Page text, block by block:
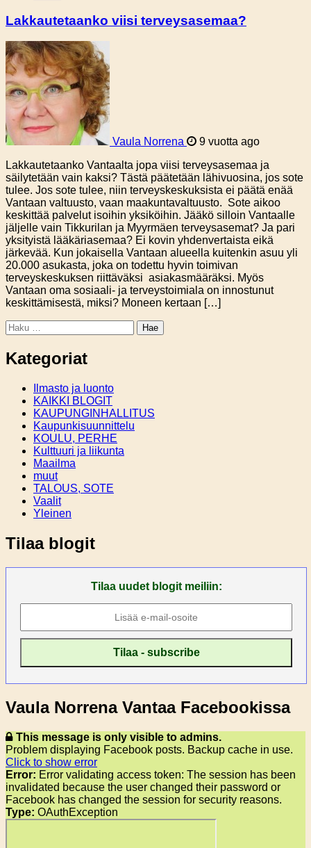
Lakkautetaanko viisi terveysasemaa?
Vaula Norrena
9 vuotta ago
Lakkautetaanko Vantaalta jopa viisi terveysasemaa ja
säilytetään vain kaksi? Tästä päätetään lähivuosina, jos sote
tulee. Jos sote tulee, niin terveyskeskuksista ei päätä enää
Vantaan valtuusto, vaan maakuntavaltuusto. Sote aikoo
keskittää palvelut isoihin yksiköihin. Jääkö silloin Vantaalle
jäljelle vain Tikkurilan ja Myyrmäen terveysasemat? Ja pari
yksityistä lääkäriasemaa? Ei kovin yhdenvertaista eikä
järkevää. Kun jokaisella Vantaan alueella kuitenkin asuu yli
20.000 asukasta, joka on todettu hyvin toimivan
terveyskeskuksen riittäväksi asiakasmääräksi. Myös
Vantaan oma sosiaali- ja terveystoimiala on innostunut
keskittämisestä, miksi? Moneen kertaan […]
Haku:
Kategoriat
Ilmasto ja luonto
KAIKKI BLOGIT
KAUPUNGINHALLITUS
Kaupunkisuunnittelu
KOULU, PERHE
Kulttuuri ja liikunta
Maailma
muut
TALOUS, SOTE
Vaalit
Yleinen
Tilaa blogit
Tilaa uudet blogit meiliin:
Vaula Norrena Vantaa Facebookissa
This message is only visible to admins.
Problem displaying Facebook posts. Backup cache in use.
Click to show error
Error: Error validating access token: The session has been
invalidated because the user changed their password or
Facebook has changed the session for security reasons.
Type: OAuthException